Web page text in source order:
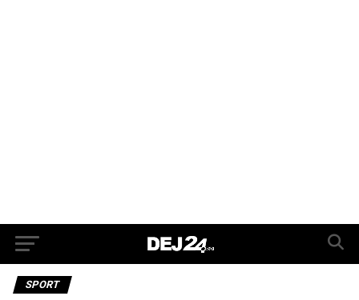
SPORT